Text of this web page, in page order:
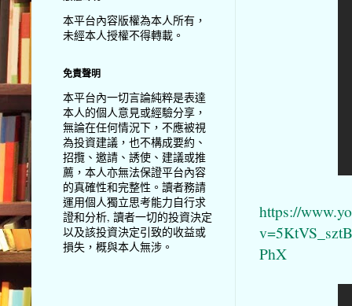
https://
PhX
本平台內容版權為本人所有，
未經本人授權不得轉載。
免責聲明
本平台內一切言論純粹是表達
本人的個人意見或經驗分享，
無論在任何情況下，不應被視
為投資建議，也不構成要約、
招攬、邀請、誘使、建議或推
薦，本人亦無法保證平台內容
的真確性和完整性。讀者務請
運用個人獨立思考能力自行求
證和分析, 讀者一切的投資決定
以及該投資決定引致的收益或
損失，概與本人無涉。